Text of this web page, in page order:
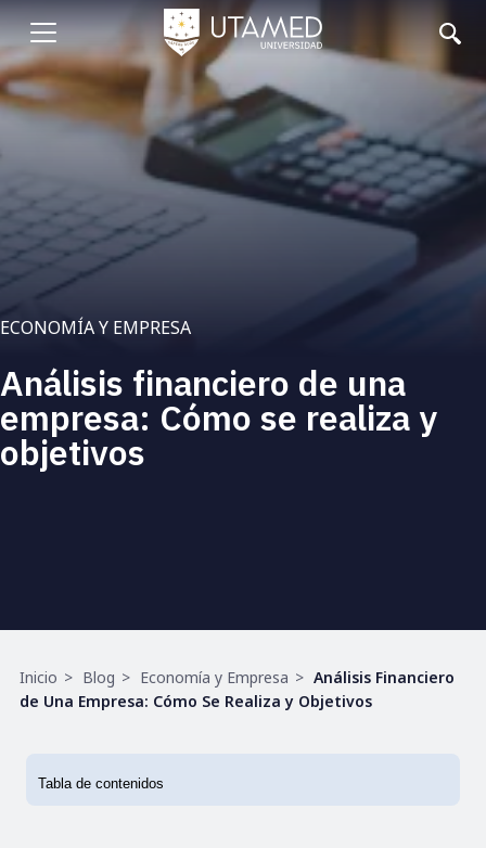
Pasar
al
contenido
principal
Abrir
menu
ECONOMÍA Y EMPRESA
Análisis financiero de una
empresa: Cómo se realiza y
objetivos
Ruta
de
Inicio Blog Economía y Empresa
Análisis Financiero
de Una Empresa: Cómo Se Realiza y Objetivos